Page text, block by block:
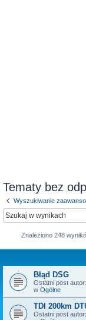
Tematy bez
Wyszukiwanie
Znaleziono 248
Błąd DSG
Ostatni post autor:
w Ogólne
TDI 200km
Ostatni post autor: